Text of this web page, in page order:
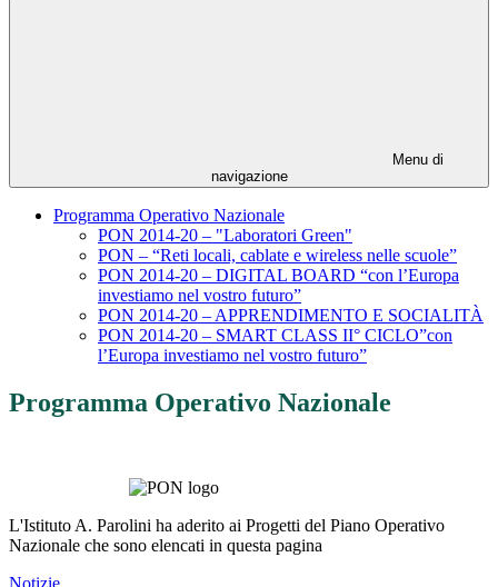
Menu di
navigazione
Programma Operativo Nazionale
PON 2014-20 – "Laboratori Green"
PON – “Reti locali, cablate e wireless nelle scuole”
PON 2014-20 – DIGITAL BOARD “con l’Europa
investiamo nel vostro futuro”
PON 2014-20 – APPRENDIMENTO E SOCIALITÀ
PON 2014-20 – SMART CLASS II° CICLO”con
l’Europa investiamo nel vostro futuro”
Programma Operativo Nazionale
L'Istituto A. Parolini ha aderito ai Progetti del Piano Operativo
Nazionale che sono elencati in questa pagina